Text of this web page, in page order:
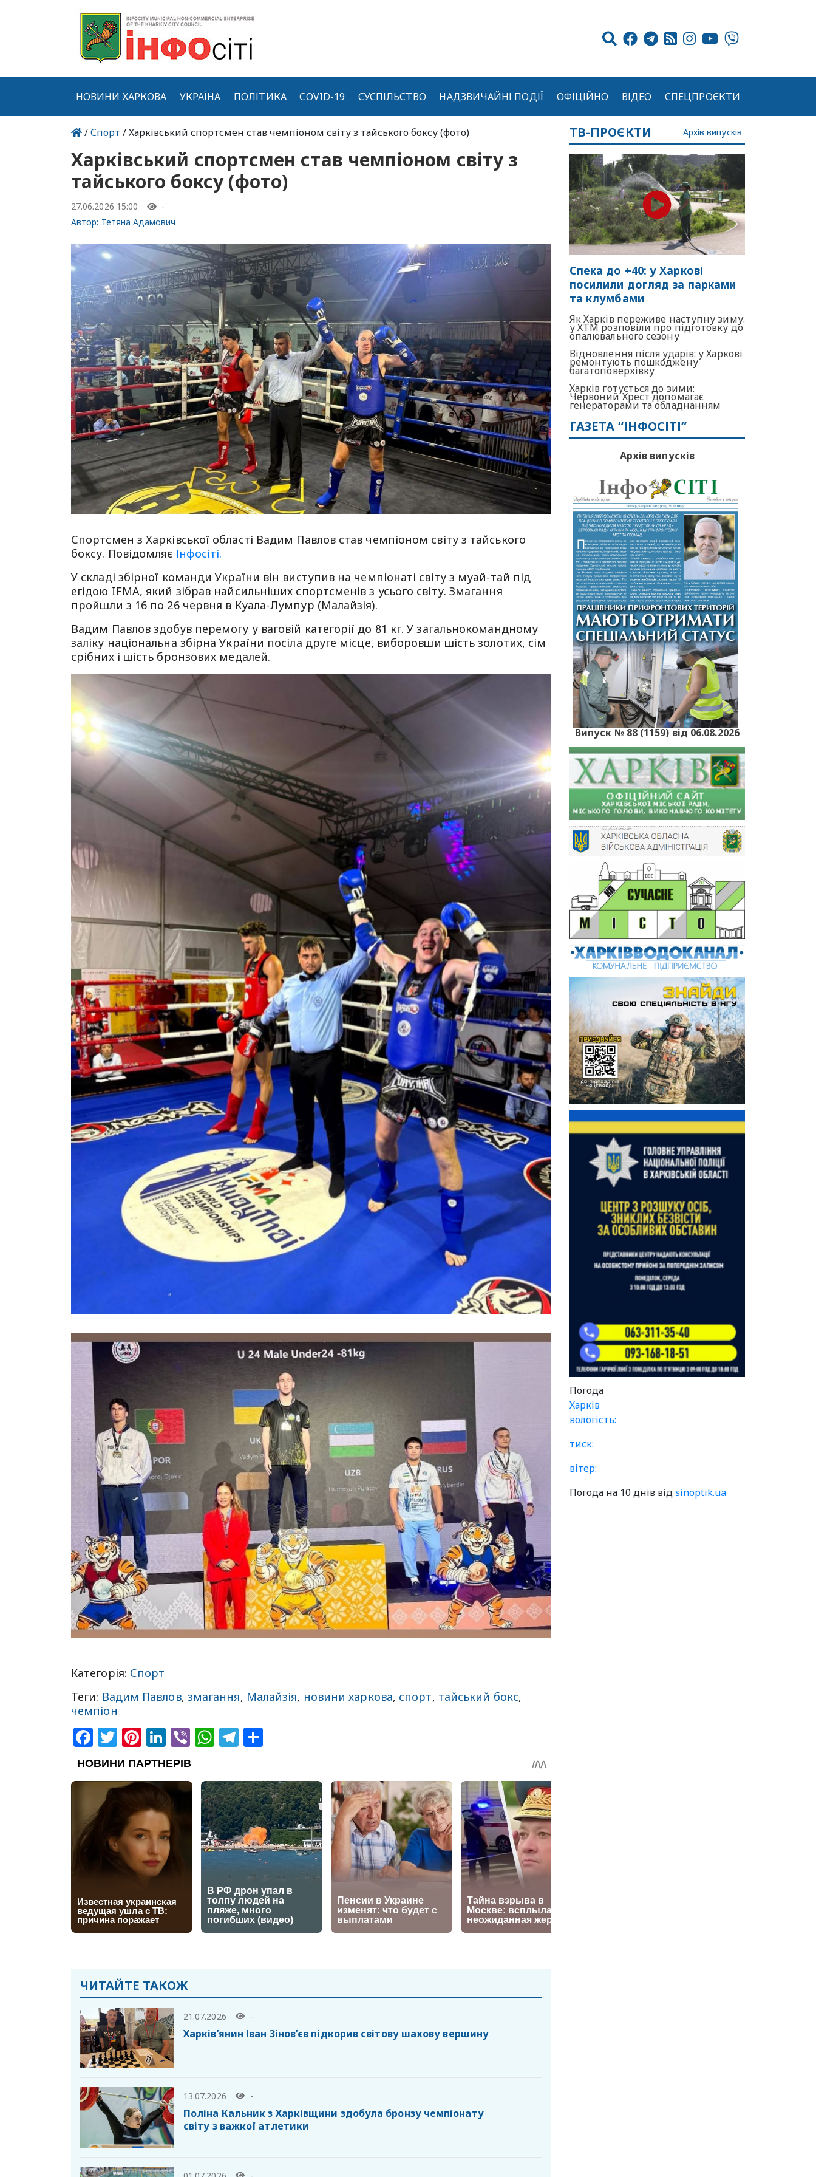
НОВИНИ ХАРКОВА УКРАЇНА ПОЛІТИКА COVID-19 СУСПІЛЬСТВО НАДЗВИЧАЙНІ ПОДІЇ ОФІЦІЙНО ВІДЕО СПЕЦПРОЄКТИ
/Спорт / Харківський спортсмен став чемпіоном світу з тайського боксу (фото)
Харківський спортсмен став чемпіоном світу з
тайського боксу (фото)
27.06.2026 15:00
-
Автор: Тетяна Адамович
Спортсмен з Харківської області Вадим Павлов став чемпіоном світу з тайського
боксу. Повідомляє Інфосіті.
У складі збірної команди України він виступив на чемпіонаті світу з муай-тай під
егідою IFMA, який зібрав найсильніших спортсменів з усього світу. Змагання
пройшли з 16 по 26 червня в Куала-Лумпур (Малайзія).
Вадим Павлов здобув перемогу у ваговій категорії до 81 кг. У загальнокомандному
заліку національна збірна України посіла друге місце, виборовши шість золотих, сім
срібних і шість бронзових медалей.
Категорія: Спорт
Теги: Вадим Павлов, змагання, Малайзія, новини харкова, спорт, тайський бокс,
чемпіон
Facebook
Twitter
Pinterest
LinkedIn
ViberWhatsApp
Telegram
ЧИТАЙТЕ ТАКОЖ
21.07.2026 -
Харків’янин Іван Зінов’єв підкорив світову шахову вершину
13.07.2026 -
Поліна Кальник з Харківщини здобула бронзу чемпіонату
світу з важкої атлетики
ТВ-ПРОЄКТИ Архів випусків
Спека до +40: у Харкові
посилили догляд за парками
та клумбами
Як Харків переживе наступну зиму:
у ХТМ розповіли про підготовку до
опалювального сезону
Відновлення після ударів: у Харкові
ремонтують пошкоджену
багатоповерхівку
Харків готується до зими:
Червоний Хрест допомагає
генераторами та обладнанням
ГАЗЕТА “ІНФОСІТІ”
Архів випусків
Випуск № 88 (1159) від 06.08.2026
Погода
Харків
вологість:
тиск:
вітер:
Погода на 10 днів відsinoptik.ua